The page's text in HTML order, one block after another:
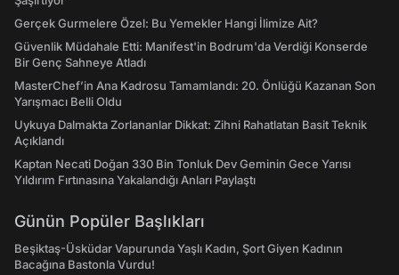
Gerçek Gurmelere Özel: Bu Yemekler Hangi İlimize Ait?
Güvenlik Müdahale Etti: Manifest'in Bodrum'da Verdiği Konserde
Bir Genç Sahneye Atladı
MasterChef’in Ana Kadrosu Tamamlandı: 20. Önlüğü Kazanan Son
Yarışmacı Belli Oldu
Uykuya Dalmakta Zorlananlar Dikkat: Zihni Rahatlatan Basit Teknik
Açıklandı
Kaptan Necati Doğan 330 Bin Tonluk Dev Geminin Gece Yarısı
Yıldırım Fırtınasına Yakalandığı Anları Paylaştı
Günün Popüler Başlıkları
Beşiktaş-Üsküdar Vapurunda Yaşlı Kadın, Şort Giyen Kadının
Bacağına Bastonla Vurdu!